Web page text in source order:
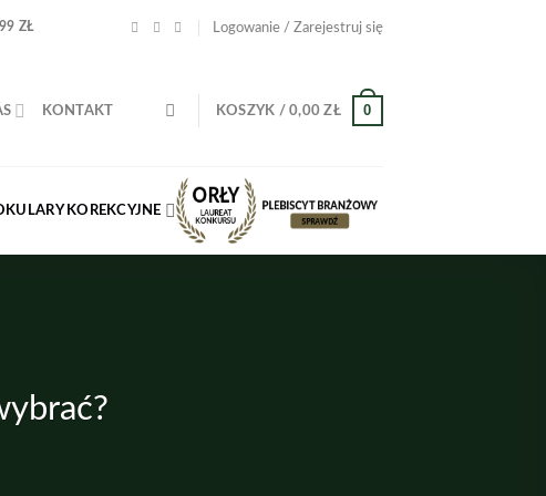
ZŁ Logowanie / Zarejestruj się
KONTAKT KOSZYK /0,00ZŁ 0
KOREKCYJNE